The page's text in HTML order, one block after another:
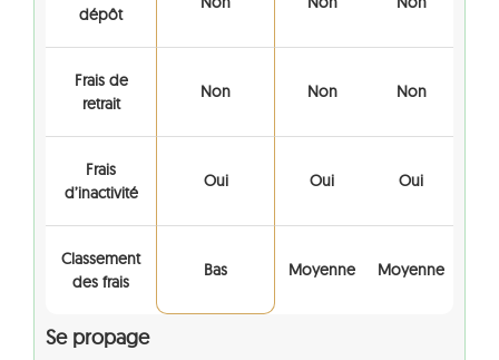
dépôt
Frais de
retrait
Non Non Non
Frais
d’inactivité
Oui Oui Oui
Classement
des frais
Bas Moyenne Moyenne
Se propage